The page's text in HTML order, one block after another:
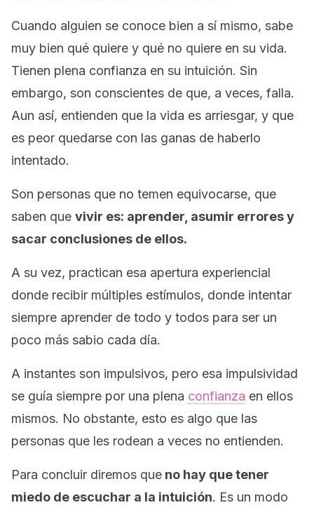
Cuando alguien se conoce bien a sí mismo, sabe
muy bien qué quiere y qué no quiere en su vida.
Tienen plena confianza en su intuición. Sin
embargo, son conscientes de que, a veces, falla.
Aun así, entienden que la vida es arriesgar, y que
es peor quedarse con las ganas de haberlo
intentado.
Son personas que no temen equivocarse, que
saben que vivir es: aprender, asumir errores y
sacar conclusiones de ellos.
A su vez, practican esa apertura experiencial
donde recibir múltiples estímulos, donde intentar
siempre aprender de todo y todos para ser un
poco más sabio cada día.
A instantes son impulsivos, pero esa impulsividad
se guía siempre por una plena confianza en ellos
mismos. No obstante, esto es algo que las
personas que les rodean a veces no entienden.
Para concluir diremos que no hay que tener
miedo de escuchar a la intuición. Es un modo